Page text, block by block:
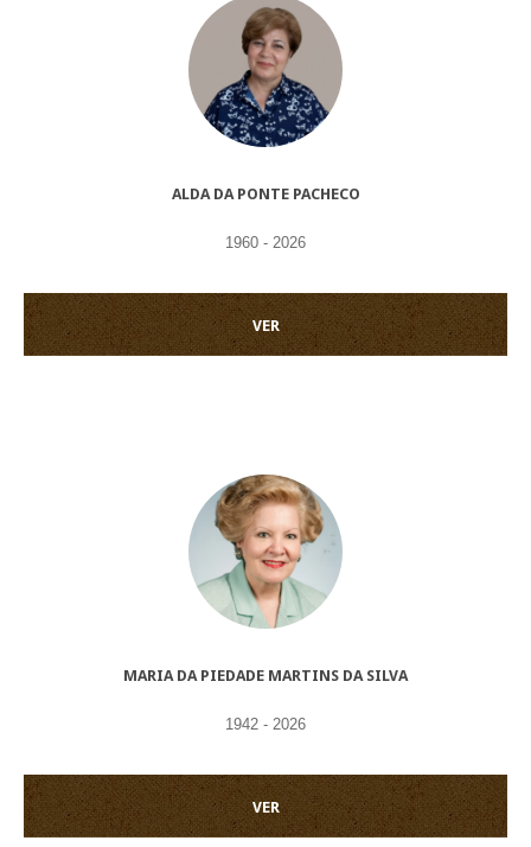
ALDA DA PONTE PACHECO
1960 - 2026
VER
MARIA DA PIEDADE MARTINS DA SILVA
1942 - 2026
VER